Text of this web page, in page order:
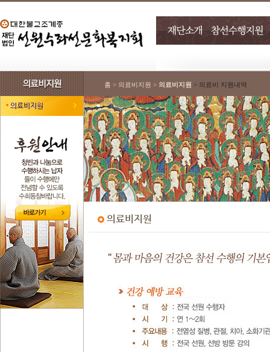
홈 > 의료비지원 > 의료비지원 > 의료비 지원내역